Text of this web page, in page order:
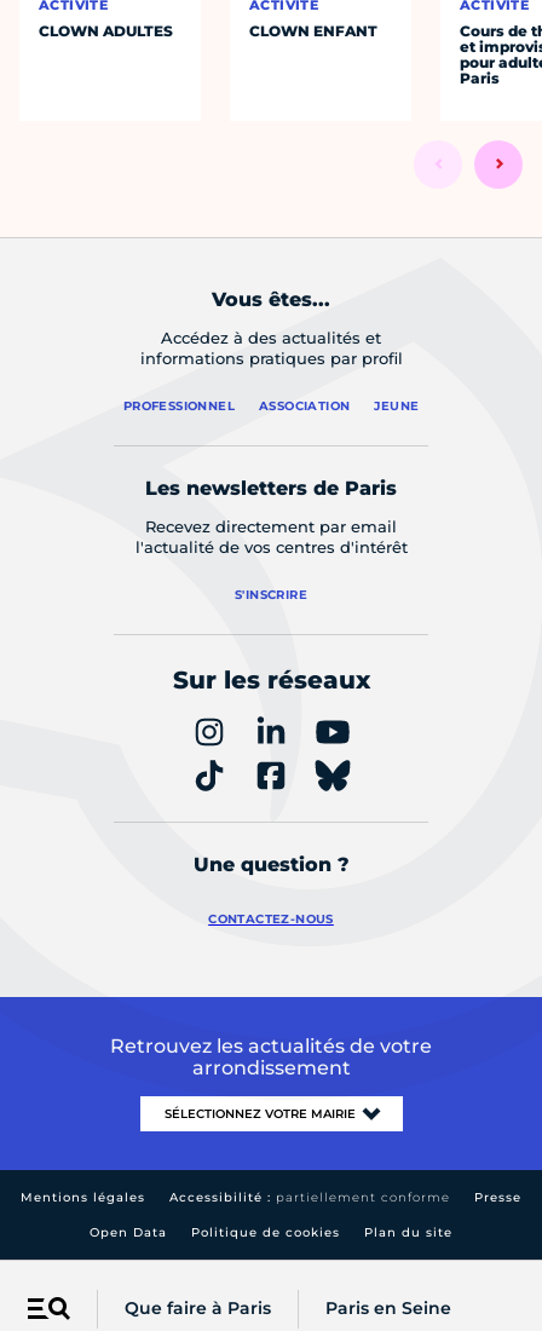
Menu Que faire à Paris Paris en Seine
ACTIVITÉ
CLOWN ADULTES
ACTIVITÉ
CLOWN ENFANT
ACTIVITÉ
Cours de
et
pour
Paris
Vous êtes...
Accédez à des actualités et
informations pratiques par profil
PROFESSIONNEL ASSOCIATION JEUNE
Les newsletters de Paris
Recevez directement par email
l'actualité de vos centres d'intérêt
S'INSCRIRE
Sur les réseaux
Une question ?
CONTACTEZ-NOUS
Retrouvez les actualités de votre
arrondissement
Mentions légales Accessibilité : partiellement conforme Presse
Open Data Politique de cookies Plan du site